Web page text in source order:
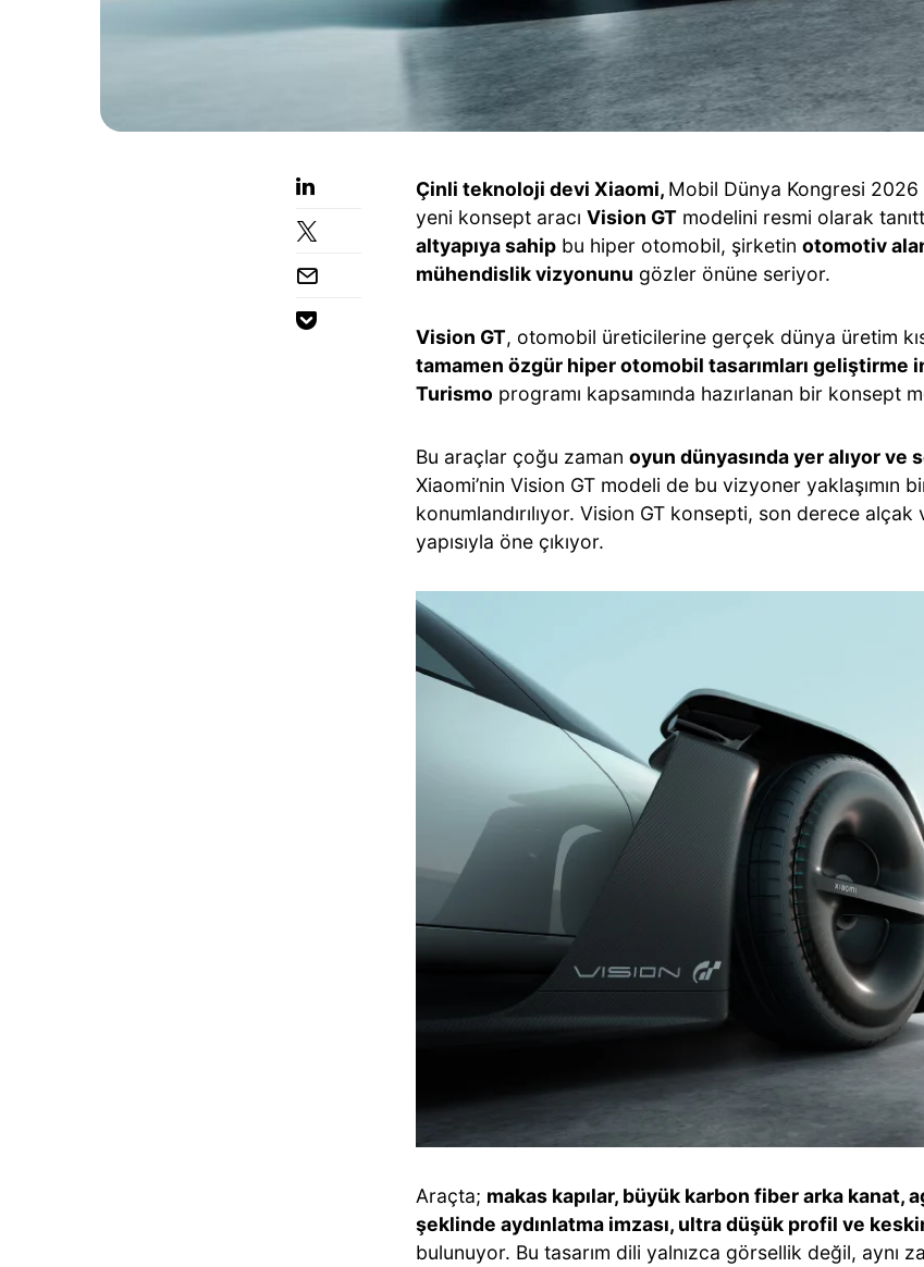
Çinli teknoloji devi Xiaomi, Mobil Dünya Kongresi
yeni konsept aracı Vision GT modelini resmi olarak
altyapıya sahip bu hiper otomobil, şirketin otomotiv
mühendislik vizyonunu gözler önüne seriyor.
Vision GT, otomobil üreticilerine gerçek dünya üretim
tamamen özgür hiper otomobil tasarımları geliştirme
Turismo programı kapsamında hazırlanan bir konsept
Bu araçlar çoğu zaman oyun dünyasında yer alıyor
Xiaomi’nin Vision GT modeli de bu vizyoner yaklaşımın
konumlandırılıyor. Vision GT konsepti, son derece
yapısıyla öne çıkıyor.
Araçta; makas kapılar, büyük karbon fiber arka kanat,
şeklinde aydınlatma imzası, ultra düşük profil ve
bulunuyor. Bu tasarım dili yalnızca görsellik değil, aynı